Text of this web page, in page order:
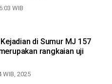
WIB
di Sumur MJ 157
rangkaian uji
WIB, 2025